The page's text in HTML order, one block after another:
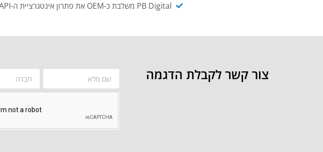
PB Digital משלבת כ-OEM את פתרון אינטגרציית ה-API של חברת WSO2 - המאפשר לחבר בקלות בין מערכות ארגוניות
צור קשר לקבלת הדגמה